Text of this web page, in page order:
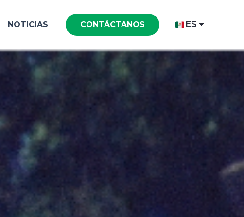
NOTICIAS CONTÁCTANOS ES